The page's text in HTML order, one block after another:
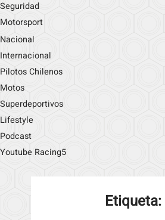
Seguridad
Motorsport
Nacional
Internacional
Pilotos Chilenos
Motos
Superdeportivos
Lifestyle
Podcast
Youtube Racing5
Etiqueta: